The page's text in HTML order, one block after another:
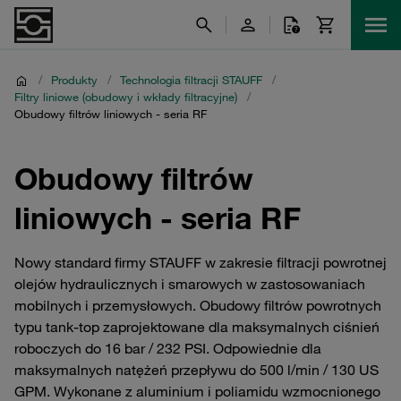
/ Produkty / Technologia filtracji STAUFF
/
Filtry liniowe (obudowy i wkłady filtracyjne)
/
Obudowy filtrów liniowych - seria RF
Obudowy filtrów
liniowych - seria RF
Nowy standard firmy STAUFF w zakresie filtracji powrotnej
olejów hydraulicznych i smarowych w zastosowaniach
mobilnych i przemysłowych. Obudowy filtrów powrotnych
typu tank-top zaprojektowane dla maksymalnych ciśnień
roboczych do 16 bar / 232 PSI. Odpowiednie dla
maksymalnych natężeń przepływu do 500 l/min / 130 US
GPM. Wykonane z aluminium i poliamidu wzmocnionego